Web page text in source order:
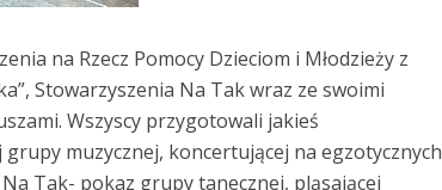
na Rzecz Pomocy Dzieciom i Młodzieży z
Stowarzyszenia Na Tak wraz ze swoimi
Wszyscy przygotowali jakieś
muzycznej, koncertującej na egzotycznych
Tak- pokaz grupy tanecznej, pląsającej